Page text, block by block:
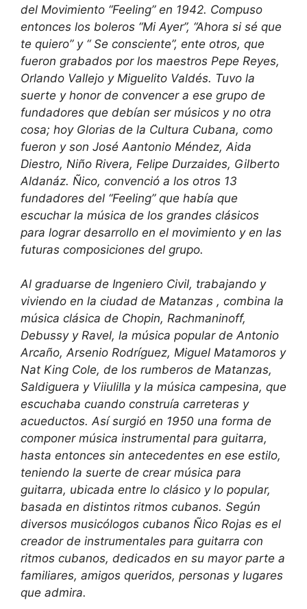
del Movimiento “Feeling” en 1942. Compuso
entonces los boleros “Mi Ayer”, “Ahora si sé que
te quiero” y “ Se consciente”, ente otros, que
fueron grabados por los maestros Pepe Reyes,
Orlando Vallejo y Miguelito Valdés. Tuvo la
suerte y honor de convencer a ese grupo de
fundadores que debían ser músicos y no otra
cosa; hoy Glorias de la Cultura Cubana, como
fueron y son José Aantonio Méndez, Aida
Diestro, Niño Rivera, Felipe Durzaides, Gilberto
Aldanáz. Ñico, convenció a los otros 13
fundadores del “Feeling” que había que
escuchar la música de los grandes clásicos
para lograr desarrollo en el movimiento y en las
futuras composiciones del grupo.
Al graduarse de Ingeniero Civil, trabajando y
viviendo en la ciudad de Matanzas , combina la
música clásica de Chopin, Rachmaninoff,
Debussy y Ravel, la música popular de Antonio
Arcaño, Arsenio Rodríguez, Miguel Matamoros y
Nat King Cole, de los rumberos de Matanzas,
Saldiguera y Viiulilla y la música campesina, que
escuchaba cuando construía carreteras y
acueductos. Así surgió en 1950 una forma de
componer música instrumental para guitarra,
hasta entonces sin antecedentes en ese estilo,
teniendo la suerte de crear música para
guitarra, ubicada entre lo clásico y lo popular,
basada en distintos ritmos cubanos. Según
diversos musicólogos cubanos Ñico Rojas es el
creador de instrumentales para guitarra con
ritmos cubanos, dedicados en su mayor parte a
familiares, amigos queridos, personas y lugares
que admira.